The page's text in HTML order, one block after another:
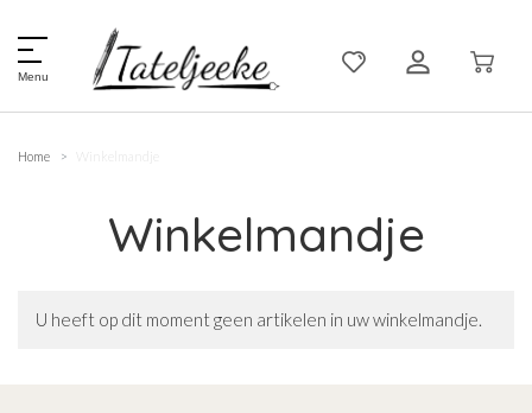
Menu
Home
Winkelmandje
U heeft op dit moment geen artikelen in uw winkelmandje.